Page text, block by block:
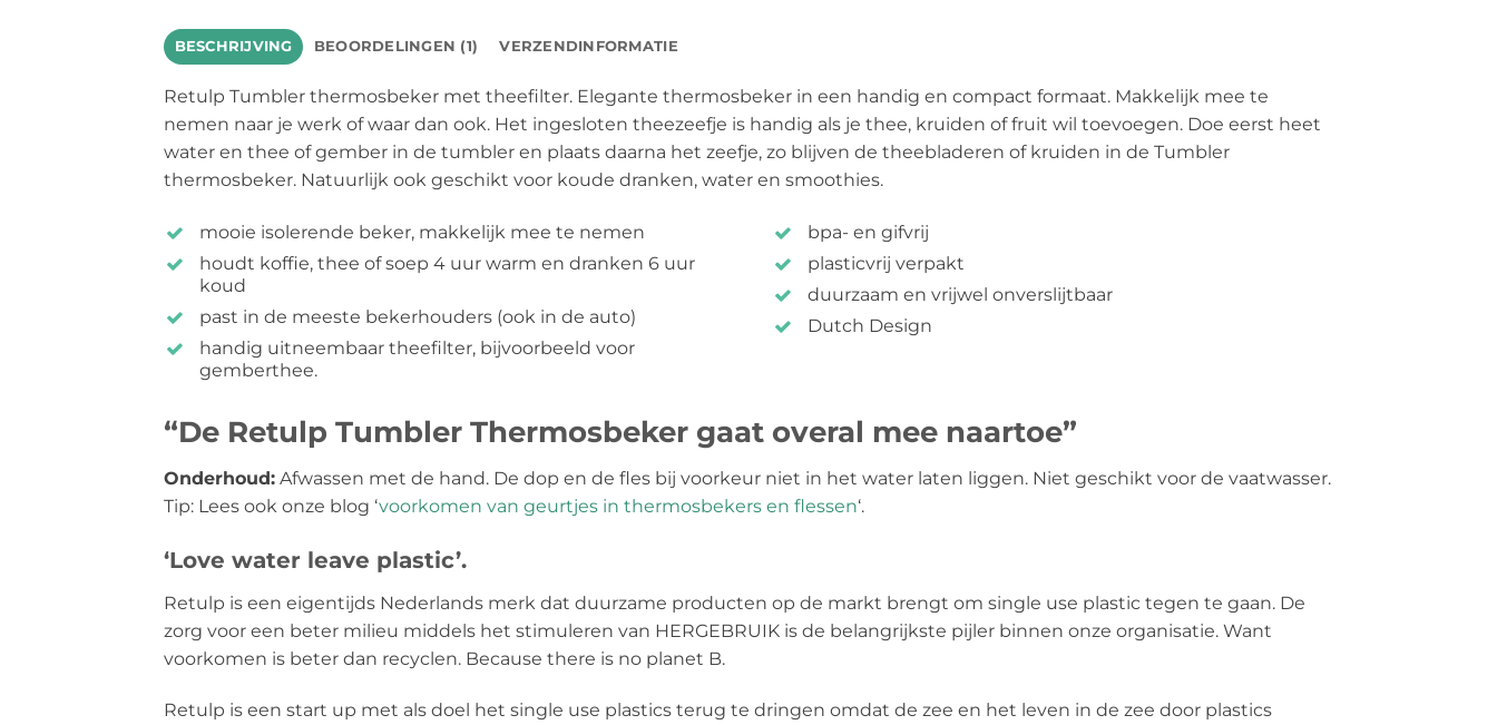
BESCHRIJVING BEOORDELINGEN (1) VERZENDINFORMATIE
Retulp Tumbler thermosbeker met theefilter. Elegante thermosbeker in een handig en compact formaat. Makkelijk mee te
nemen naar je werk of waar dan ook. Het ingesloten theezeefje is handig als je thee, kruiden of fruit wil toevoegen. Doe eerst heet
water en thee of gember in de tumbler en plaats daarna het zeefje, zo blijven de theebladeren of kruiden in de Tumbler
thermosbeker. Natuurlijk ook geschikt voor koude dranken, water en smoothies.
mooie isolerende beker, makkelijk mee te nemen
houdt koffie, thee of soep 4 uur warm en dranken 6 uur
koud
past in de meeste bekerhouders (ook in de auto)
handig uitneembaar theefilter, bijvoorbeeld voor
gemberthee.
bpa- en gifvrij
plasticvrij verpakt
duurzaam en vrijwel onverslijtbaar
Dutch Design
“De Retulp Tumbler Thermosbeker gaat overal mee naartoe”
Onderhoud: Afwassen met de hand. De dop en de fles bij voorkeur niet in het water laten liggen. Niet geschikt voor de vaatwasser.
Tip: Lees ook onze blog ‘voorkomen van geurtjes in thermosbekers en flessen‘.
‘Love water leave plastic’.
Retulp is een eigentijds Nederlands merk dat duurzame producten op de markt brengt om single use plastic tegen te gaan. De
zorg voor een beter milieu middels het stimuleren van HERGEBRUIK is de belangrijkste pijler binnen onze organisatie. Want
voorkomen is beter dan recyclen. Because there is no planet B.
Retulp is een start up met als doel het single use plastics terug te dringen omdat de zee en het leven in de zee door plastics